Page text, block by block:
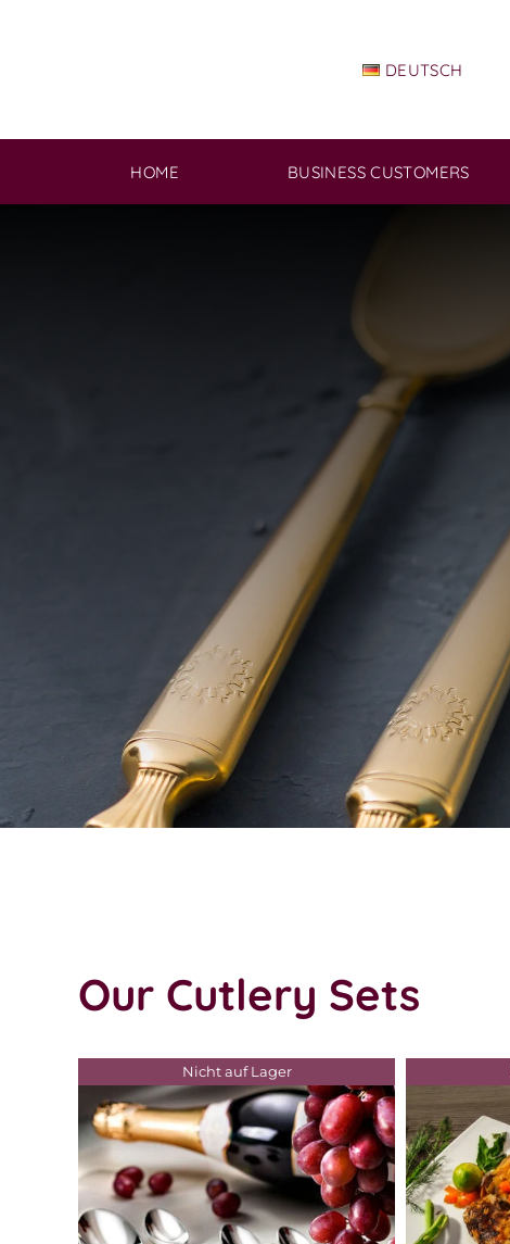
DEUTSCH
HOME BUSINESS CUSTOMERS
Our Cutlery Sets
Nicht auf Lager